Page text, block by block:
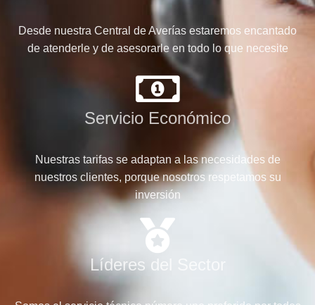
Desde nuestra Central de Averías estaremos encantado
de atenderle y de asesorarle en todo lo que necesite
Servicio Económico
Nuestras tarifas se adaptan a las necesidades de
nuestros clientes, porque nosotros respetamos su
inversión
Líderes del Sector